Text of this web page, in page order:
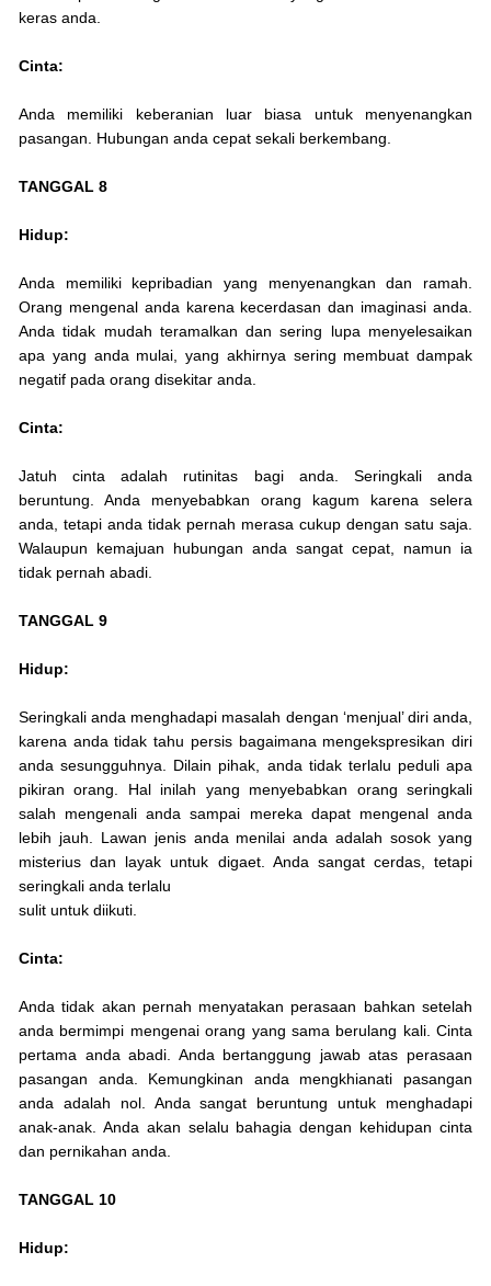
keras anda.
Cinta:
Anda memiliki keberanian luar biasa untuk menyenangkan
pasangan. Hubungan anda cepat sekali berkembang.
TANGGAL 8
Hidup:
Anda memiliki kepribadian yang menyenangkan dan ramah.
Orang mengenal anda karena kecerdasan dan imaginasi anda.
Anda tidak mudah teramalkan dan sering lupa menyelesaikan
apa yang anda mulai, yang akhirnya sering membuat dampak
negatif pada orang disekitar anda.
Cinta:
Jatuh cinta adalah rutinitas bagi anda. Seringkali anda
beruntung. Anda menyebabkan orang kagum karena selera
anda, tetapi anda tidak pernah merasa cukup dengan satu saja.
Walaupun kemajuan hubungan anda sangat cepat, namun ia
tidak pernah abadi.
TANGGAL 9
Hidup:
Seringkali anda menghadapi masalah dengan ‘menjual’ diri anda,
karena anda tidak tahu persis bagaimana mengekspresikan diri
anda sesungguhnya. Dilain pihak, anda tidak terlalu peduli apa
pikiran orang. Hal inilah yang menyebabkan orang seringkali
salah mengenali anda sampai mereka dapat mengenal anda
lebih jauh. Lawan jenis anda menilai anda adalah sosok yang
misterius dan layak untuk digaet. Anda sangat cerdas, tetapi
seringkali anda terlalu
sulit untuk diikuti.
Cinta:
Anda tidak akan pernah menyatakan perasaan bahkan setelah
anda bermimpi mengenai orang yang sama berulang kali. Cinta
pertama anda abadi. Anda bertanggung jawab atas perasaan
pasangan anda. Kemungkinan anda mengkhianati pasangan
anda adalah nol. Anda sangat beruntung untuk menghadapi
anak-anak. Anda akan selalu bahagia dengan kehidupan cinta
dan pernikahan anda.
TANGGAL 10
Hidup: